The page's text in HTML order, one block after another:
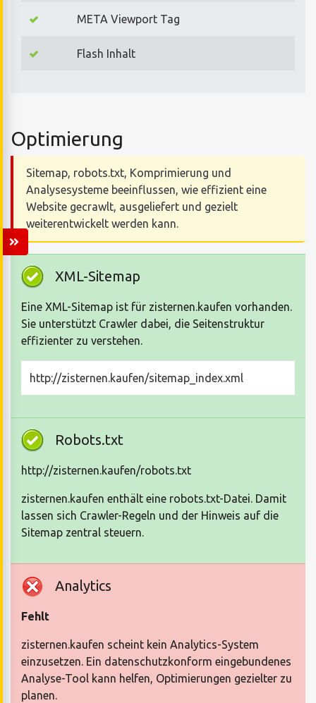
META Viewport Tag
Flash Inhalt
Optimierung
Sitemap, robots.txt, Komprimierung und
Analysesysteme beeinflussen, wie effizient eine
Website gecrawlt, ausgeliefert und gezielt
weiterentwickelt werden kann.
XML-Sitemap
Eine XML-Sitemap ist für zisternen.kaufen vorhanden.
Sie unterstützt Crawler dabei, die Seitenstruktur
effizienter zu verstehen.
http://zisternen.kaufen/sitemap_index.xml
Robots.txt
http://zisternen.kaufen/robots.txt
zisternen.kaufen enthält eine robots.txt-Datei. Damit
lassen sich Crawler-Regeln und der Hinweis auf die
Sitemap zentral steuern.
Analytics
Fehlt
zisternen.kaufen scheint kein Analytics-System
einzusetzen. Ein datenschutzkonform eingebundenes
Analyse-Tool kann helfen, Optimierungen gezielter zu
planen.